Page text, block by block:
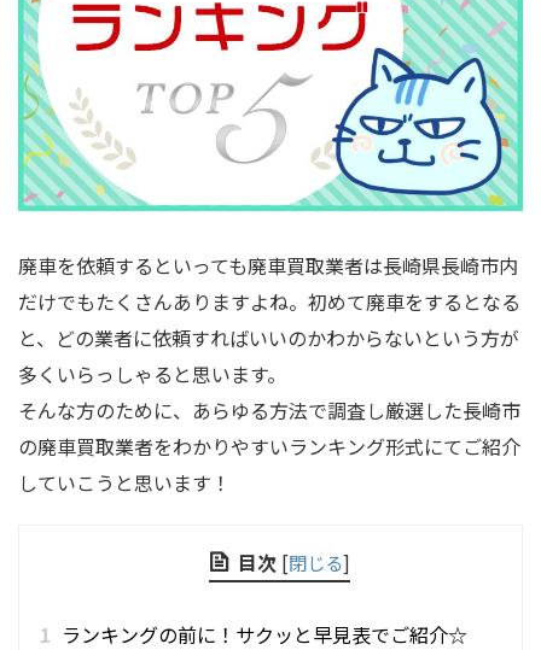
廃車を依頼するといっても廃車買取業者は長崎県長崎市内
だけでもたくさんありますよね。初めて廃車をするとなる
と、どの業者に依頼すればいいのかわからないという方が
多くいらっしゃると思います。
そんな方のために、あらゆる方法で調査し厳選した長崎市
の廃車買取業者をわかりやすいランキング形式にてご紹介
していこうと思います！
目次 [閉じる]
1 ランキングの前に！サクッと早見表でご紹介☆